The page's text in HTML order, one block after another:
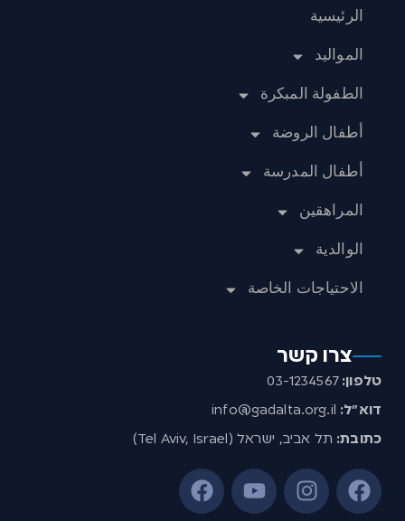
الرئيسية
المواليد
الطفولة المبكرة
أطفال الروضة
أطفال المدرسة
المراهقين
الوالدية
الاحتياجات الخاصة
צרו קשר
טלפון: 03-1234567
דוא”ל: info@gadalta.org.il
כתובת: תל אביב, ישראל (Tel Aviv, Israel)